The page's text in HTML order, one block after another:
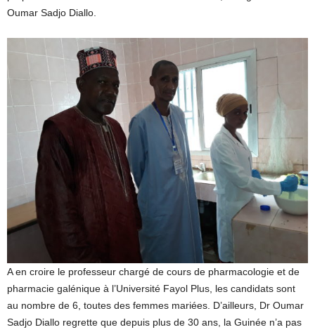
Oumar Sadjo Diallo.
A en croire le professeur chargé de cours de pharmacologie et de
pharmacie galénique à l’Université Fayol Plus, les candidats sont
au nombre de 6, toutes des femmes mariées. D’ailleurs, Dr Oumar
Sadjo Diallo regrette que depuis plus de 30 ans, la Guinée n’a pas